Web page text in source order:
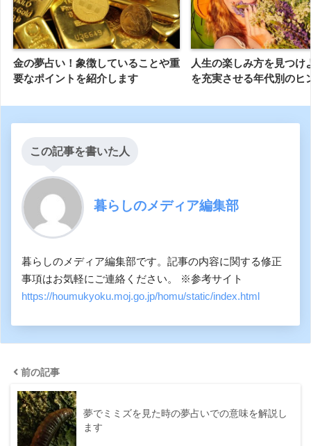
金の夢占い！象徴していることや重
要なポイントを紹介します
人生の楽しみ方を見つけ
を充実させる年代別のヒ
この記事を書いた人
暮らしのメディア編集部
暮らしのメディア編集部です。記事の内容に関する修正
事項はお気軽にご連絡ください。 ※参考サイト
https://houmukyoku.moj.go.jp/homu/static/index.html
前の記事
夢でミミズを見た時の夢占いでの意味を解説し
ます